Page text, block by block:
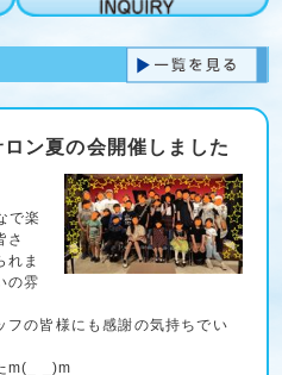
ン夏の会開催しました
で楽
さ
れま
の雰
フの皆様にも感謝の気持ちでい
m(_ _)m